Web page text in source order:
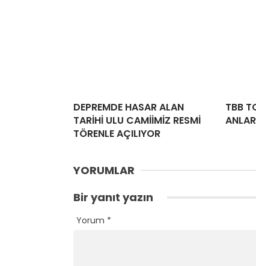
DEPREMDE HASAR ALAN
TARİHİ ULU CAMİİMİZ RESMİ
TÖRENLE AÇILIYOR
TBB
ANLAR
YORUMLAR
Bir yanıt yazın
Yorum *